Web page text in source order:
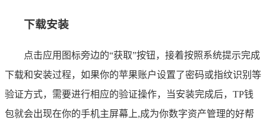
下载安装
点击应用图标旁边的“获取”按钮，接着按照系统提示完成
下载和安装过程，如果你的苹果账户设置了密码或指纹识别等
验证方式，需要进行相应的验证操作，当安装完成后，TP钱
包就会出现在你的手机主屏幕上,成为你数字资产管理的好帮